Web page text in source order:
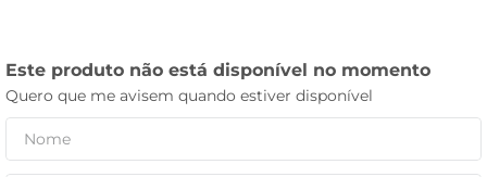
celular